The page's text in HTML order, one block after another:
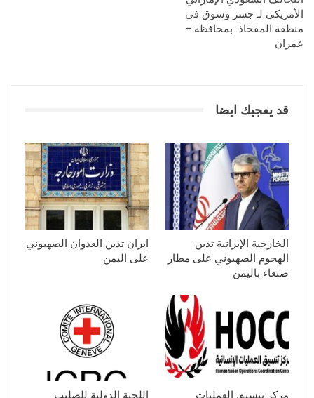
الأمريكي لـ جسر وسوق في
منطقة المفخاذ بمحافظة –
عمران
قد يعجبك ايضا
الخارجية الإيرانية تدين
الهجوم الصهيوني على مطار
صنعاء باليمن
ايران تدين العدوان الصهيوني
على اليمن
مركز تنسيق العمليات اللجنة الدولية للصليب